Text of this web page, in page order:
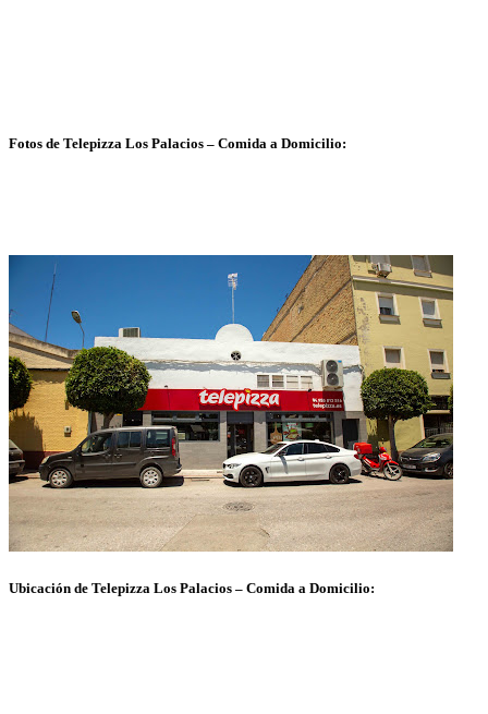
Fotos de Telepizza Los Palacios – Comida a Domicilio:
Ubicación de Telepizza Los Palacios – Comida a Domicilio: